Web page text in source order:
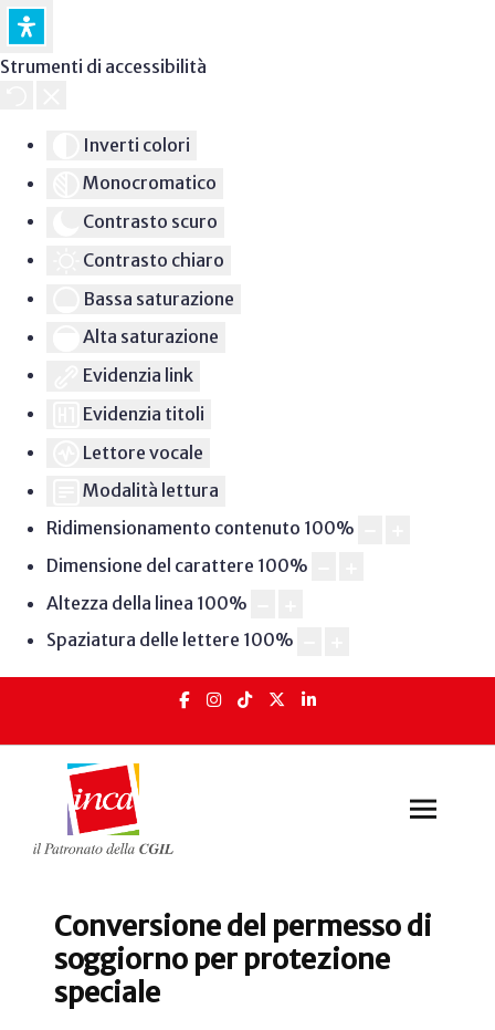
Strumenti di accessibilità
Inverti colori
Monocromatico
Contrasto scuro
Contrasto chiaro
Bassa saturazione
Alta saturazione
Evidenzia link
Evidenzia titoli
Lettore vocale
Modalità lettura
Ridimensionamento contenuto 100%
Dimensione del carattere 100%
Altezza della linea 100%
Spaziatura delle lettere 100%
Conversione del permesso di
soggiorno per protezione
speciale